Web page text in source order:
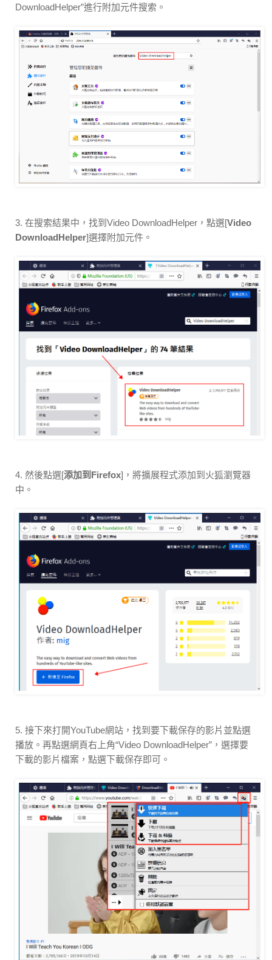
DownloadHelper”進行附加元件搜索。
3. 在搜索結果中，找到Video DownloadHelper，點選[Video
DownloadHelper]選擇附加元件。
4. 然後點選[添加到Firefox]，將擴展程式添加到火狐瀏覽器
中。
5. 接下來打開YouTube網站，找到要下載保存的影片並點選
播放。再點選網頁右上角“Video DownloadHelper”，選擇要
下載的影片檔案，點選下載保存即可。